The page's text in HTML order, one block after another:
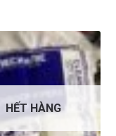
HẾT HÀNG